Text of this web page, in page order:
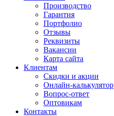
Производство
Гарантия
Портфолио
Отзывы
Реквизиты
Вакансии
Карта сайта
Клиентам
Скидки и акции
Онлайн-калькулятор
Вопрос-ответ
Оптовикам
Контакты